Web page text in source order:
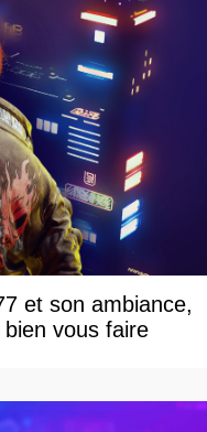
et son ambiance,
vous faire